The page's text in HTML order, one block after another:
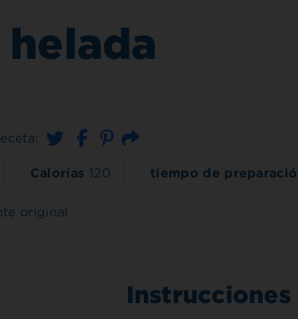
Correo electrónico
Calorías 120 tiempo de
original
Instrucciones